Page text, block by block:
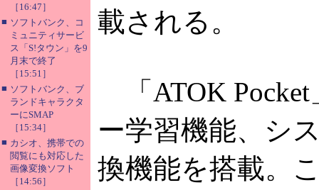
［16:47］
■ ソフトバンク、コ
ミュニティサービ
ス「S!タウン」を9
月末で終了
［15:51］
■ ソフトバンク、ブ
ランドキャラクタ
ーにSMAP
［15:34］
■ カシオ、携帯での
閲覧にも対応した
画像変換ソフト
［14:56］
載される。
「ATOK
ー学習機能、シ
換機能を搭載。